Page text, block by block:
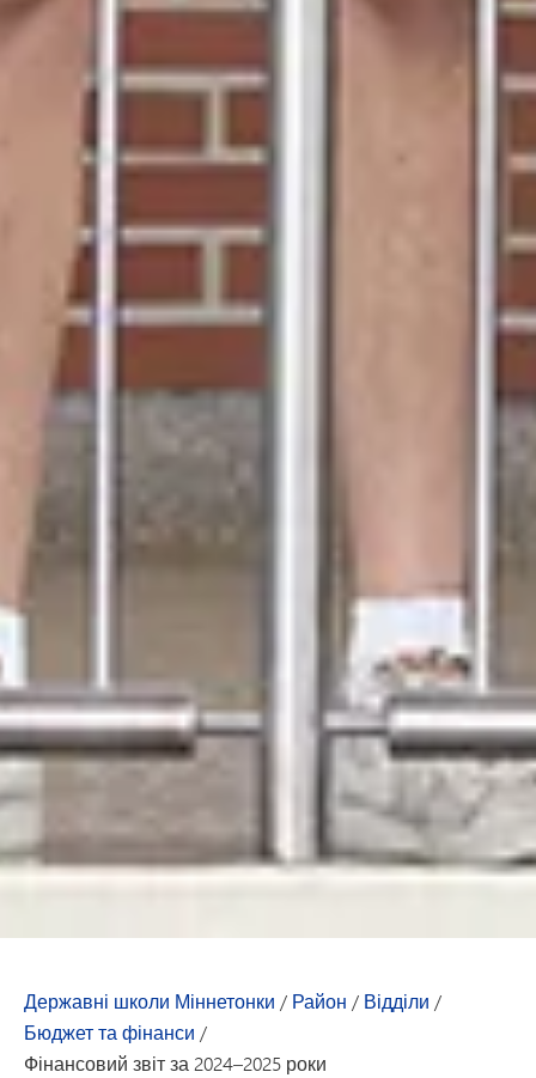
Державні школи Міннетонки / Район / Відділи /
Бюджет та фінанси /
Фінансовий звіт за 2024–2025 роки